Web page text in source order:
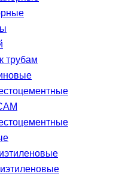
трубам